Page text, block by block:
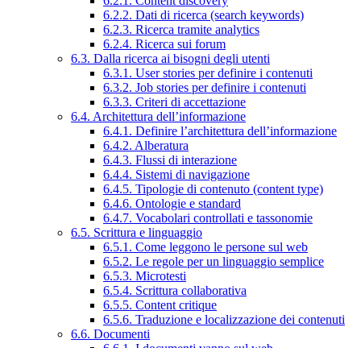
6.2.2. Dati di ricerca (search keywords)
6.2.3. Ricerca tramite analytics
6.2.4. Ricerca sui forum
6.3. Dalla ricerca ai bisogni degli utenti
6.3.1. User stories per definire i contenuti
6.3.2. Job stories per definire i contenuti
6.3.3. Criteri di accettazione
6.4. Architettura dell’informazione
6.4.1. Definire l’architettura dell’informazione
6.4.2. Alberatura
6.4.3. Flussi di interazione
6.4.4. Sistemi di navigazione
6.4.5. Tipologie di contenuto (content type)
6.4.6. Ontologie e standard
6.4.7. Vocabolari controllati e tassonomie
6.5. Scrittura e linguaggio
6.5.1. Come leggono le persone sul web
6.5.2. Le regole per un linguaggio semplice
6.5.3. Microtesti
6.5.4. Scrittura collaborativa
6.5.5. Content critique
6.5.6. Traduzione e localizzazione dei contenuti
6.6. Documenti